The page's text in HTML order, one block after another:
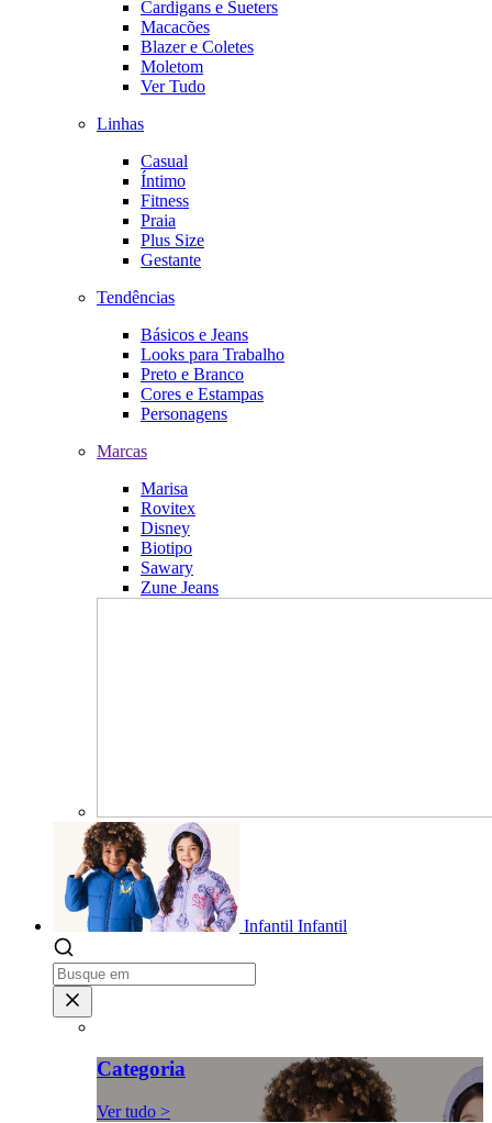
Cardigans e Sueters
Macacões
Blazer e Coletes
Moletom
Ver Tudo
Linhas
Casual
Íntimo
Fitness
Praia
Plus Size
Gestante
Tendências
Básicos e Jeans
Looks para Trabalho
Preto e Branco
Cores e Estampas
Personagens
Marcas
Marisa
Rovitex
Disney
Biotipo
Sawary
Zune Jeans
Infantil Infantil
Categoria
Ver tudo >